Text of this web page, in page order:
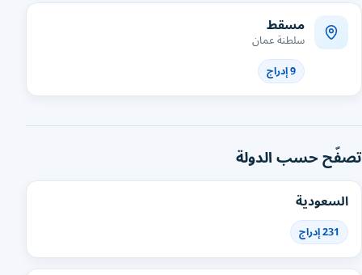
مسقط
سلطنة عمان
9 إدراج
تصفّح حسب الدولة
السعودية
231 إدراج